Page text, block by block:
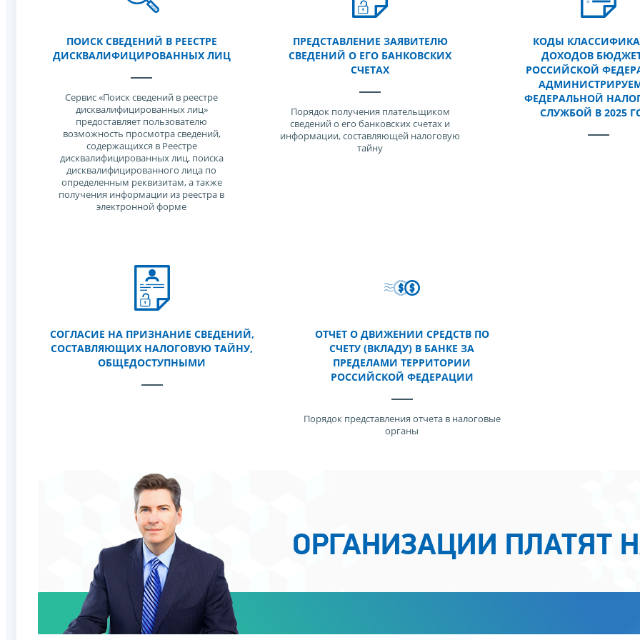
ПОИСК СВЕДЕНИЙ В РЕЕСТРЕ
ДИСКВАЛИФИЦИРОВАННЫХ ЛИЦ
Сервис «Поиск сведений в реестре
дисквалифицированных лиц»
предоставляет пользователю
возможность просмотра сведений,
содержащихся в Реестре
дисквалифицированных лиц, поиска
дисквалифицированного лица по
определенным реквизитам, а также
получения информации из реестра в
электронной форме
ПРЕДСТАВЛЕНИЕ ЗАЯВИТЕЛЮ
СВЕДЕНИЙ О ЕГО БАНКОВСКИХ
СЧЕТАХ
Порядок получения плательщиком
сведений о его банковских счетах и
информации, составляющей налоговую
тайну
КОДЫ
ДОХОДОВ
РОССИЙСКОЙ
ФЕДЕРАЛЬНОЙ
СЛУЖБОЙ В 2025
СОГЛАСИЕ НА ПРИЗНАНИЕ СВЕДЕНИЙ,
СОСТАВЛЯЮЩИХ НАЛОГОВУЮ ТАЙНУ,
ОБЩЕДОСТУПНЫМИ
ОТЧЕТ О ДВИЖЕНИИ СРЕДСТВ ПО
СЧЕТУ (ВКЛАДУ) В БАНКЕ ЗА
ПРЕДЕЛАМИ ТЕРРИТОРИИ
РОССИЙСКОЙ ФЕДЕРАЦИИ
Порядок представления отчета в налоговые
органы